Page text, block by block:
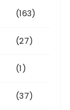
(163)
(27)
(1)
(37)